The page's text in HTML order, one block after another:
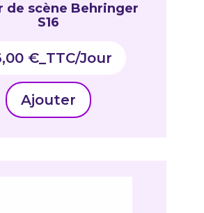
de scène Behringer
S16
€_TTC
Ajouter